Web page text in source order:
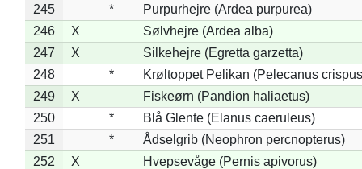
245
*
Purpurhejre (Ardea purpurea)
246
X
Sølvhejre (Ardea alba)
247
X
Silkehejre (Egretta garzetta)
248
*
Krøltoppet Pelikan (Pelecanus
249
X
Fiskeørn (Pandion haliaetus)
250
*
Blå Glente (Elanus caeruleus)
251
*
Ådselgrib (Neophron percnopterus)
252
X
Hvepsevåge (Pernis apivorus)